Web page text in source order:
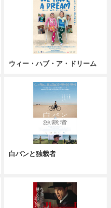
ウィー・ハブ・ア・ドリーム
白パンと独裁者